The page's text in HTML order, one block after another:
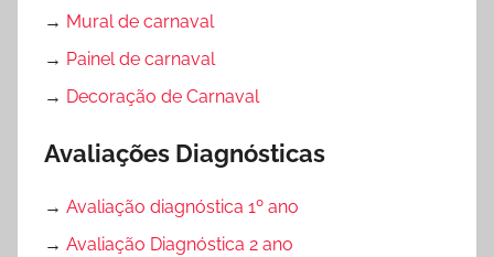
→ Mural de carnaval
→ Painel de carnaval
→ Decoração de Carnaval
Avaliações Diagnósticas
→ Avaliação diagnóstica 1º ano
→ Avaliação Diagnóstica 2 ano